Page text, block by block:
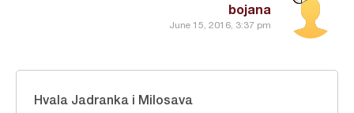
bojana
June 15, 2016, 3:37 pm
Hvala Jadranka i Milosava